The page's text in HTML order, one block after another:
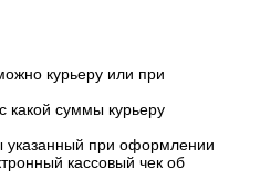
курьеру или при
какой суммы курьеру
указанный при оформлении
кассовый чек об